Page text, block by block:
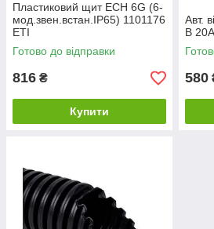
Пластиковий щит ECH 6G (6-
мод.звен.встан.IP65) 1101176
ETI
Готово до відправки
816 ₴
Купити
Авт.
B
580